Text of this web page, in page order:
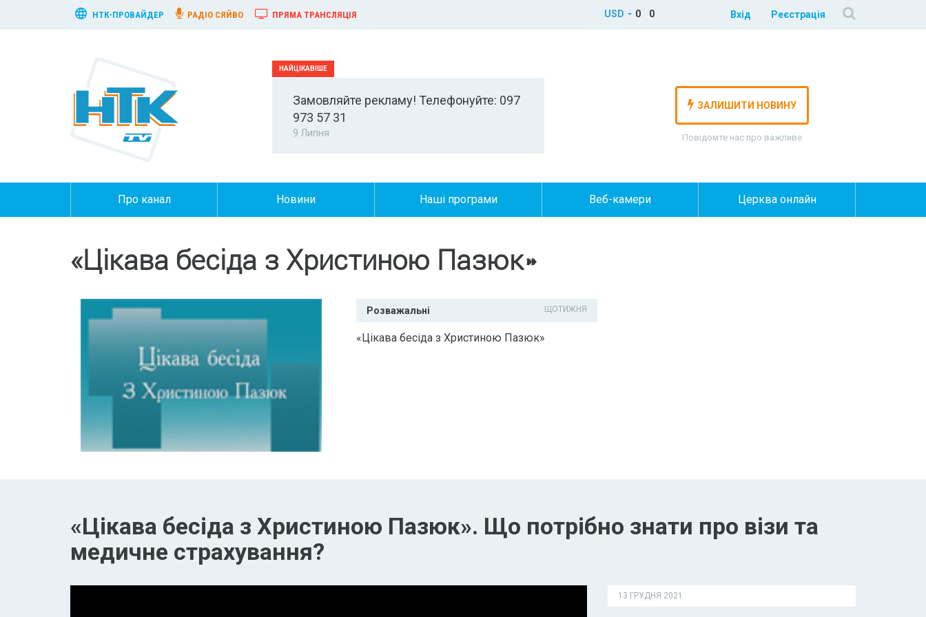
НТК-ПРОВАЙДЕР РАДІО СЯЙВО ПРЯМА ТРАНСЛЯЦІЯ USD 0 0 Вхід Реєстрація
Замовляйте рекламу! Телефонуйте: 097
973 57 31
9 Липня
ЗАЛИШИТИ НОВИНУ
Повідомте нас про важливе
Про канал Новини Наші програми Веб-камери Церква онлайн
«Цікава бесіда з Христиною Пазюк»
Розважальні ЩОТИЖНЯ
«Цікава бесіда з Христиною Пазюк»
«Цікава бесіда з Христиною Пазюк». Що потрібно знати про візи та
медичне страхування?
13 ГРУДНЯ 2021